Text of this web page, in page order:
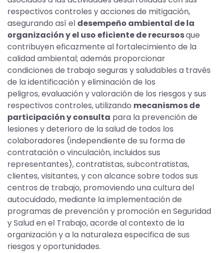
respectivos controles y acciones de mitigación,
asegurando así el desempeño ambiental de la
organización y el uso eficiente de recursosque
contribuyen eficazmente al fortalecimiento de la
calidad ambiental; además proporcionar
condiciones de trabajo seguras y saludables a través
de la identificación y eliminación de los
peligros,evaluación y valoración de los riesgos y sus
respectivos controles, utilizando mecanismos de
participación y consulta para la prevención de
lesiones y deterioro de la saludde todos los
colaboradores (independiente de su forma de
contratación o vinculación, incluidos sus
representantes), contratistas, subcontratistas,
clientes, visitantes, y con alcance sobre todos sus
centros de trabajo, promoviendo una cultura del
autocuidado, mediante la implementación de
programas de prevención y promoción en Seguridad
y Salud en el Trabajo, acorde al contexto de la
organización y a la naturaleza especifica de sus
riesgos y oportunidades.